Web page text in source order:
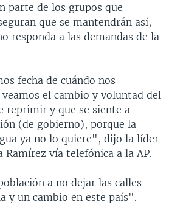
parte de los grupos que
que se mantendrán así,
responda a las demandas de la
fecha de cuándo nos
el cambio y voluntad del
reprimir y que se siente a
(de gobierno), porque la
ya no lo quiere", dijo la líder
Ramírez vía telefónica a la AP.
a no dejar las calles
y un cambio en este país".